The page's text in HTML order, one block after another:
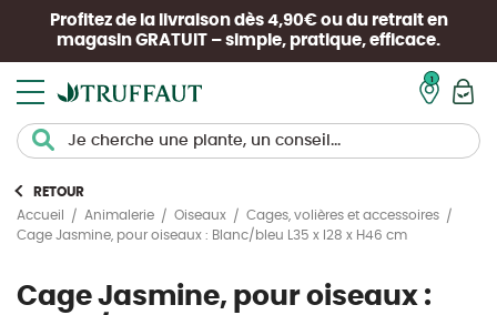
Profitez de la livraison dès 4,90€ ou du retrait en
magasin GRATUIT – simple, pratique, efficace.
RETOUR
Accueil
Animalerie Oiseaux
Cages, volières et accessoires
Cage Jasmine, pour oiseaux : Blanc/bleu L35 x l28 x H46 cm
Cage Jasmine, pour oiseaux :